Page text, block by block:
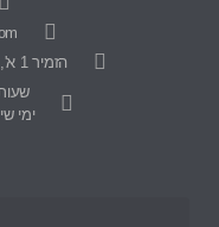
הזמיר 1 א', קומת הקרקע של בית חב"ד יבנה
שעות
ימי